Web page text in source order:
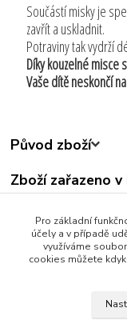
Součástí misky je
zavřít a uskladnit.
Potraviny tak vydrží
Díky kouzelné
Vaše dítě neskončí
Původ zboží
Zboží zařazeno
Děti
Pro základní
účely a v případě
využíváme
cookies můžete